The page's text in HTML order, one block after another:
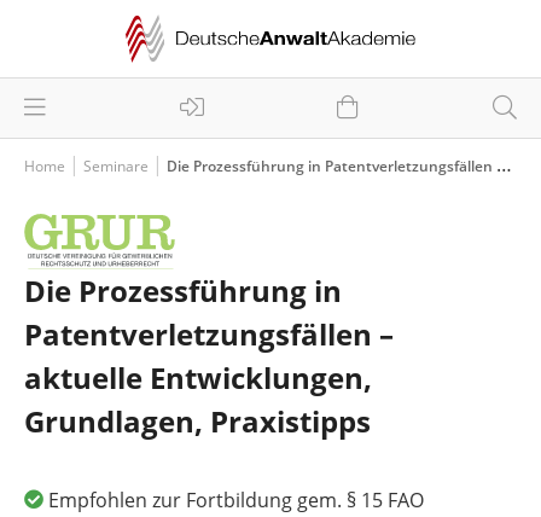
Home Seminare Die Prozessführung in Patentverletzungsfällen – aktuelle Entwicklungen, Grundlagen, Praxistipps
Die Prozessführung in
Patentverletzungsfällen –
aktuelle Entwicklungen,
Grundlagen, Praxistipps
Empfohlen zur Fortbildung gem. § 15 FAO